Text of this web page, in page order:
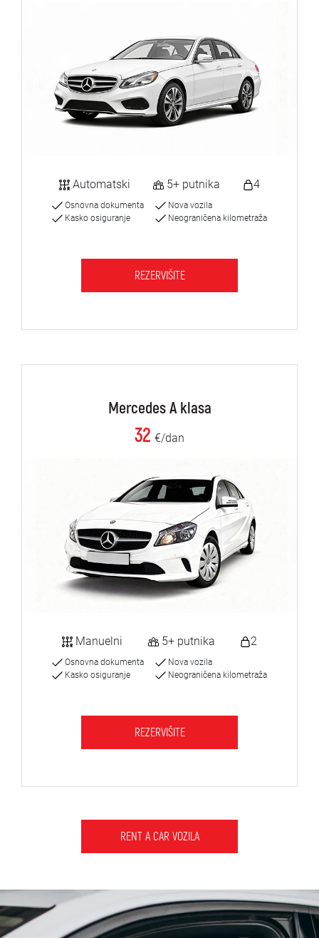
Automatski 5+ putnika 4
Osnovna dokumenta
Kasko osiguranje
Nova vozila
Neograničena kilometraža
REZERVIŠITE
Mercedes A klasa
32 €/dan
Manuelni 5+ putnika 2
Osnovna dokumenta
Kasko osiguranje
Nova vozila
Neograničena kilometraža
REZERVIŠITE
RENT A CAR VOZILA